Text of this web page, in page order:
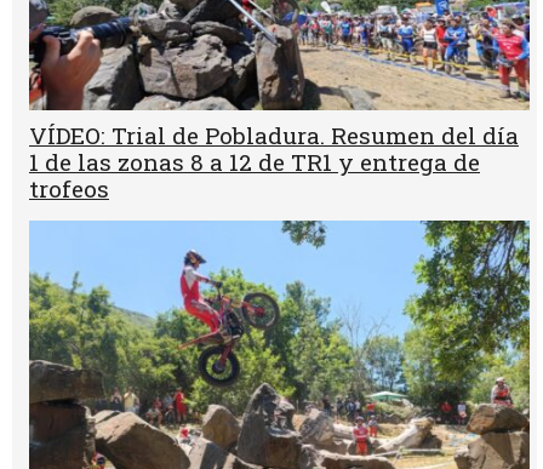
VÍDEO: Trial de Pobladura. Resumen del día
1 de las zonas 8 a 12 de TR1 y entrega de
trofeos